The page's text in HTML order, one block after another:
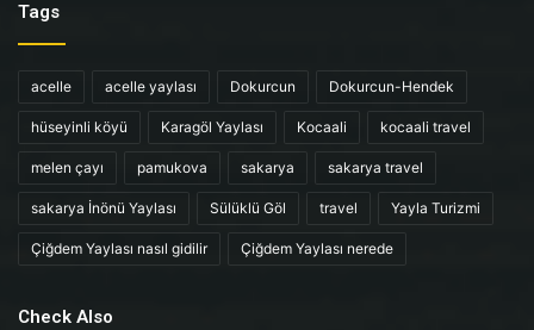
Tags
acelle acelle yaylası Dokurcun Dokurcun-Hendek
hüseyinli köyü Karagöl Yaylası Kocaali kocaali travel
melen çayı pamukova sakarya sakarya travel
sakarya İnönü Yaylası Sülüklü Göl travel Yayla Turizmi
Çiğdem Yaylası nasıl gidilir Çiğdem Yaylası nerede
Check Also